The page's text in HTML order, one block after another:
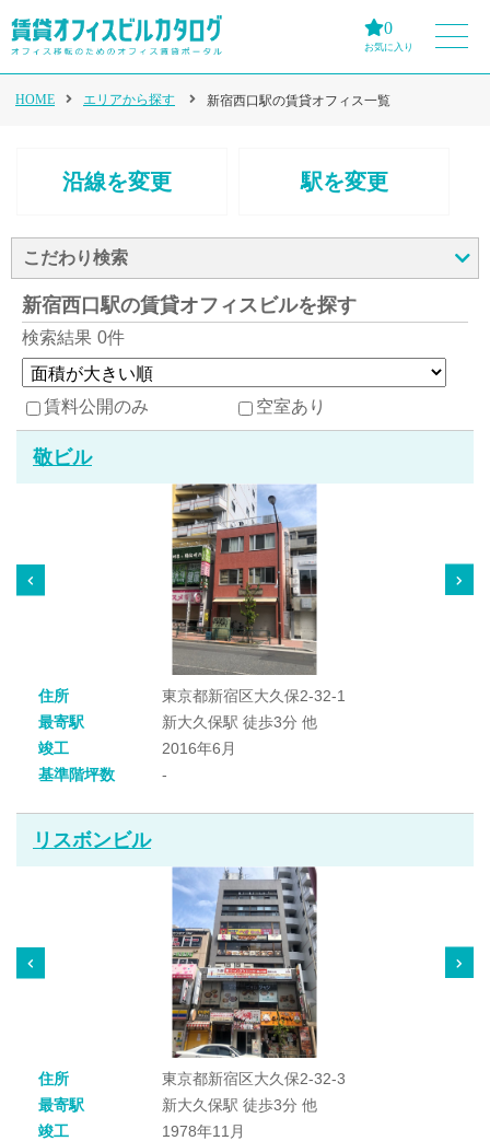
0
お気に入り
HOME エリアから探す 新宿西口駅の賃貸オフィス一覧
沿線を変更 駅を変更
こだわり検索
新宿西口駅の賃貸オフィスビルを探す
検索結果 0件
賃料公開のみ 空室あり
敬ビル
住所
東京都新宿区大久保2-32-1
最寄駅
新大久保駅 徒歩3分 他
竣工
2016年6月
基準階坪数
-
リスボンビル
住所
東京都新宿区大久保2-32-3
最寄駅
新大久保駅 徒歩3分 他
竣工
1978年11月